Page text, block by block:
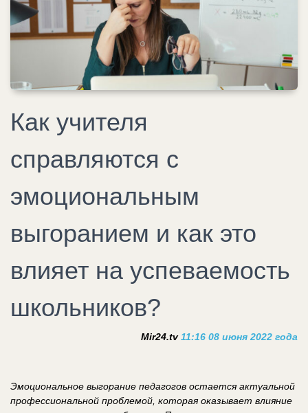
Как учителя
справляются с
эмоциональным
выгоранием и как это
влияет на успеваемость
школьников?
Mir24.tv11:16 08 июня 2022 года
Эмоциональное выгорание педагогов остается актуальной
профессиональной проблемой, которая оказывает влияние